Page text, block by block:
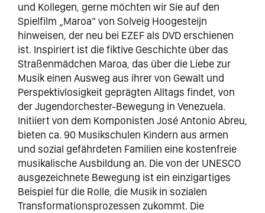
und Kollegen, gerne möchten wir Sie auf den
Spielfilm „Maroa“ von Solveig Hoogesteijn
hinweisen, der neu bei EZEF als DVD erschienen
ist. Inspiriert ist die fiktive Geschichte über das
Straßenmädchen Maroa, das über die Liebe zur
Musik einen Ausweg aus ihrer von Gewalt und
Perspektivlosigkeit geprägten Alltags findet, von
der Jugendorchester-Bewegung in Venezuela.
Initiiert von dem Komponisten José Antonio Abreu,
bieten ca. 90 Musikschulen Kindern aus armen
und sozial gefährdeten Familien eine kostenfreie
musikalische Ausbildung an. Die von der UNESCO
ausgezeichnete Bewegung ist ein einzigartiges
Beispiel für die Rolle, die Musik in sozialen
Transformationsprozessen zukommt. Die